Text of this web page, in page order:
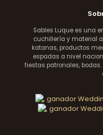
Sables Luque es una
cuchillería y material
katanas, productos
espadas a nivel
fiestas patronales,